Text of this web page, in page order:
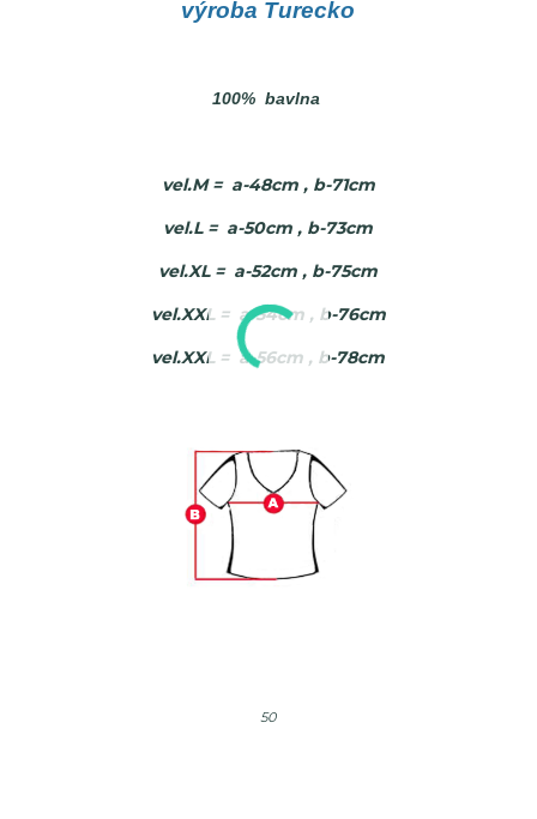
výroba Turecko
100% bavlna
vel.M = a-48cm , b-71cm
vel.L = a-50cm , b-73cm
vel.XL = a-52cm , b-75cm
vel.XXL = a-54cm , b-76cm
vel.XXL = a-56cm , b-78cm
50